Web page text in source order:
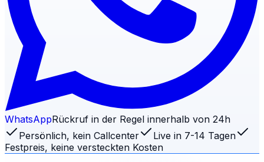
WhatsAppRückruf in der Regel innerhalb von 24h
Persönlich, kein Callcenter
Live in 7-14 Tagen
Festpreis, keine versteckten Kosten